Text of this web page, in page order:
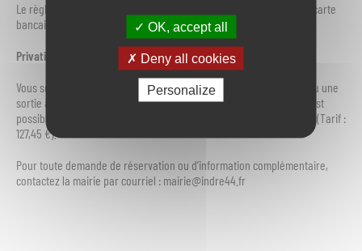
Le règlement s’effectue uniquement en espèces ou par chèque (la carte
bancaire et les chèques vacances ne sont pas acceptés).
Privatisez le mini-golf
Vous souhaitez organiser un anniversaire, un événement familial ou une
sortie associative ? En dehors des heures d’ouverture au public, il est
possible de privatiser le site pour une durée maximale de 3 heures (Tarif :
127,45 €).
Pour toute demande de réservation ou d’information complémentaire,
contactez la mairie par courriel : mairie@indre44.fr
OK, accept all
Deny all cookies
Personalize